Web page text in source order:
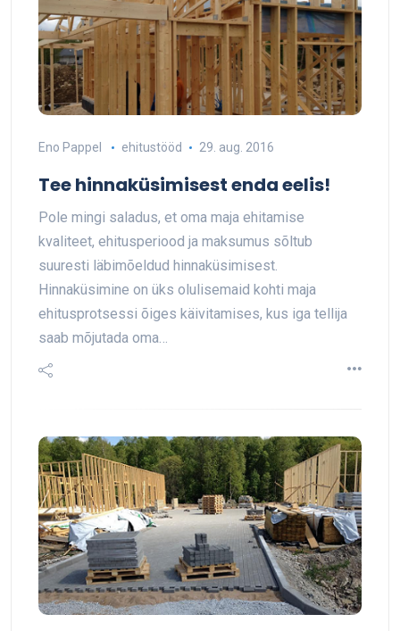
Eno Pappel ehitustööd 29. aug. 2016
Tee hinnaküsimisest enda eelis!
Pole mingi saladus, et oma maja ehitamise
kvaliteet, ehitusperiood ja maksumus sõltub
suuresti läbimõeldud hinnaküsimisest.
Hinnaküsimine on üks olulisemaid kohti maja
ehitusprotsessi õiges käivitamises, kus iga tellija
saab mõjutada oma…